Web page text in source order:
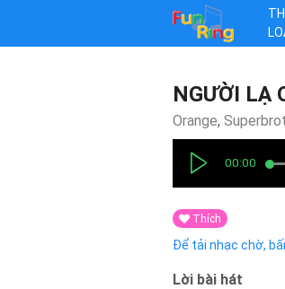
NGƯỜI LẠ
Orange,
00:00
Thích
Để tải nhạc chờ,
Lời bài hát